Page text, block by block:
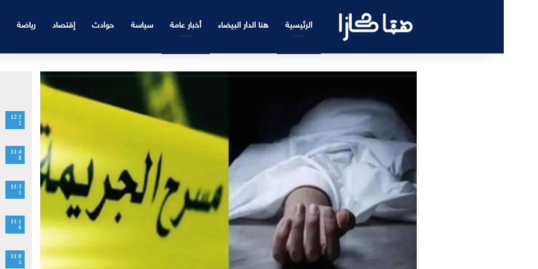
الرئيسية هنا الدار البيضاء أخبار عامة سياسة حوادث إقتصاد رياضة
12:2
2
11:4
8
11:3
1
11:1
6
11:0
5